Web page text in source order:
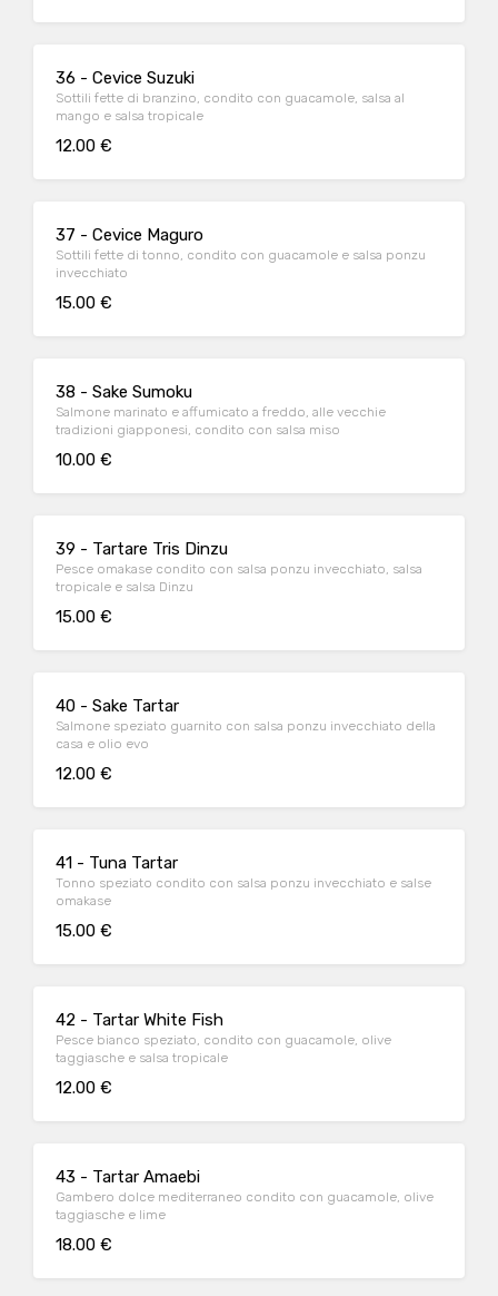
36 - Cevice Suzuki
Sottili fette di branzino, condito con guacamole, salsa al
mango e salsa tropicale
12.00 €
37 - Cevice Maguro
Sottili fette di tonno, condito con guacamole e salsa ponzu
invecchiato
15.00 €
38 - Sake Sumoku
Salmone marinato e affumicato a freddo, alle vecchie
tradizioni giapponesi, condito con salsa miso
10.00 €
39 - Tartare Tris Dinzu
Pesce omakase condito con salsa ponzu invecchiato, salsa
tropicale e salsa Dinzu
15.00 €
40 - Sake Tartar
Salmone speziato guarnito con salsa ponzu invecchiato della
casa e olio evo
12.00 €
41 - Tuna Tartar
Tonno speziato condito con salsa ponzu invecchiato e salse
omakase
15.00 €
42 - Tartar White Fish
Pesce bianco speziato, condito con guacamole, olive
taggiasche e salsa tropicale
12.00 €
43 - Tartar Amaebi
Gambero dolce mediterraneo condito con guacamole, olive
taggiasche e lime
18.00 €